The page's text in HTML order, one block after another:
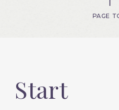
PAGE
Start